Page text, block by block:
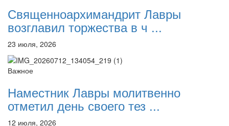
Священноархимандрит Лавры
возглавил торжества в ч ...
23 июля, 2026
Важное
Наместник Лавры молитвенно
отметил день своего тез ...
12 июля, 2026